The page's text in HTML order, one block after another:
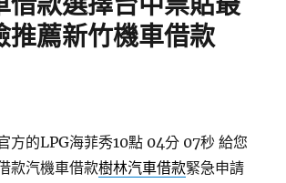
推薦新竹機車借款
方的LPG海菲秀10點 04分 07秒 給您
款汽機車借款樹林汽車借款緊急申請